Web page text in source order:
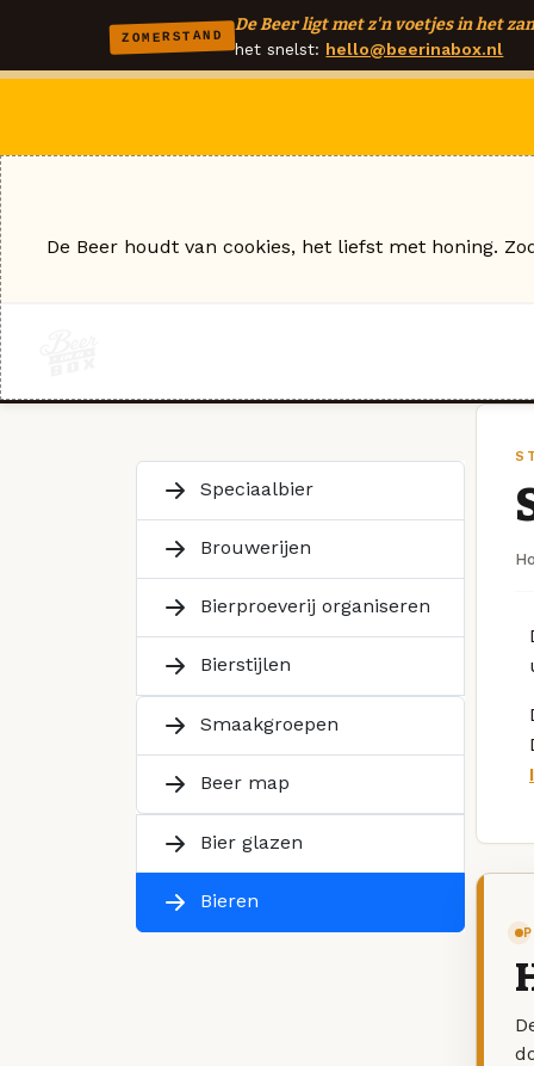
ZOMERSTAND
De Beer ligt met z'n voetjes in het
het snelst: hello@beerinabox.nl
Speciaalbier
Brouwerijen
Bierproeverij organiseren
Bierstijlen
Smaakgroepen
Beer map
Bier glazen
Bieren
De Beer houdt van cookies, het liefst met honing.